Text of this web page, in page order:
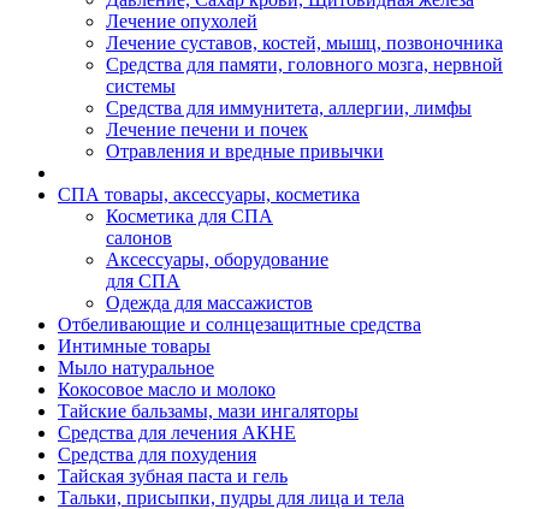
Лечение опухолей
Лечение суставов, костей, мышц, позвоночника
Средства для памяти, головного мозга, нервной
системы
Средства для иммунитета, аллергии, лимфы
Лечение печени и почек
Отравления и вредные привычки
СПА товары, аксессуары, косметика
Косметика для СПА
салонов
Аксессуары, оборудование
для СПА
Одежда для массажистов
Отбеливающие и солнцезащитные средства
Интимные товары
Мыло натуральное
Кокосовое масло и молоко
Тайские бальзамы, мази ингаляторы
Средства для лечения АКНЕ
Средства для похудения
Тайская зубная паста и гель
Тальки, присыпки, пудры для лица и тела